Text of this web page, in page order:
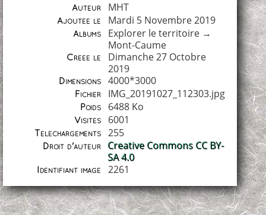
Auteur MHT
Ajoutée le Mardi 5 Novembre 2019
Albums Explorer le territoire→
Mont-Caume
Créée le
Dimanche 27 Octobre
2019
Dimensions 4000*3000
Fichier IMG_20191027_112303.jpg
Poids 6488 Ko
Visites 6001
Téléchargements 255
Droit d'auteur
Creative Commons CC BY-
SA 4.0
Identifiant image 2261